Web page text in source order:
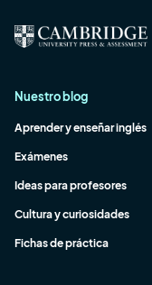
Nuestro blog
Aprender y enseñar inglés
Exámenes
Ideas para profesores
Cultura y curiosidades
Fichas de práctica